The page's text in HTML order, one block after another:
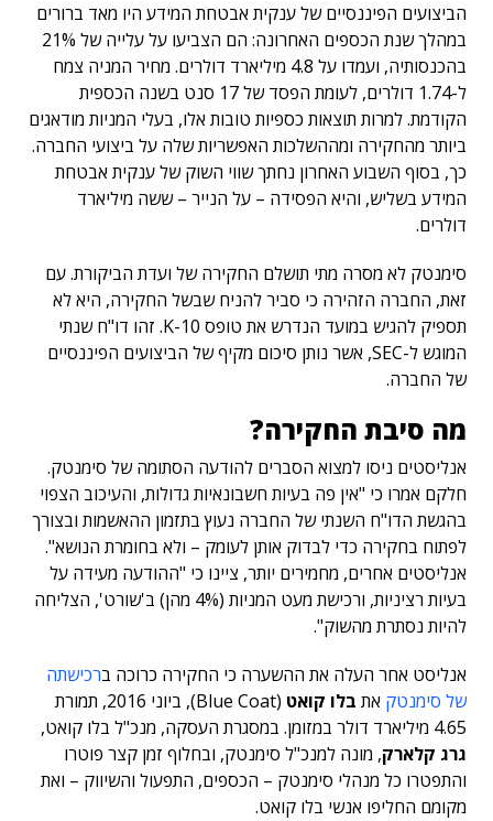
הביצועים הפיננסיים של ענקית אבטחת המידע היו מאד ברורים
במהלך שנת הכספים האחרונה: הם הצביעו על עלייה של 21%
בהכנסותיה, ועמדו על 4.8 מיליארד דולרים. מחיר המניה צמח
ל-1.74 דולרים, לעומת הפסד של 17 סנט בשנה הכספית
הקודמת. למרות תוצאות כספיות טובות אלו, בעלי המניות מודאגים
ביותר מהחקירה ומההשלכות האפשריות שלה על ביצועי החברה.
כך, בסוף השבוע האחרון נחתך שווי השוק של ענקית אבטחת
המידע בשליש, והיא הפסידה – על הנייר – ששה מיליארד
דולרים.
סימנטק לא מסרה מתי תושלם החקירה של ועדת הביקורת. עם
זאת, החברה הזהירה כי סביר להניח שבשל החקירה, היא לא
תספיק להגיש במועד הנדרש את טופס 10-K. זהו דו"ח שנתי
המוגש ל-SEC, אשר נותן סיכום מקיף של הביצועים הפיננסיים
של החברה.
מה סיבת החקירה?
אנליסטים ניסו למצוא הסברים להודעה הסתומה של סימנטק.
חלקם אמרו כי "אין פה בעיות חשבונאיות גדולות, והעיכוב הצפוי
בהגשת הדו"ח השנתי של החברה נעוץ בתזמון ההאשמות ובצורך
לפתוח בחקירה כדי לבדוק אותן לעומק – ולא בחומרת הנושא".
אנליסטים אחרים, מחמירים יותר, ציינו כי "ההודעה מעידה על
בעיות רציניות, ורכישת מעט המניות (4% מהן) ב'שורט', הצליחה
להיות נסתרת מהשוק".
אנליסט אחר העלה את ההשערה כי החקירה כרוכה ברכישתה
של סימנטק את בלו קואט
(Blue Coat), ביוני 2016, תמורת
4.65 מיליארד דולר במזומן. במסגרת העסקה, מנכ"ל בלו קואט,
גרג קלארק, מונה למנכ"ל סימנטק, ובחלוף זמן קצר פוטרו
והתפטרו כל מנהלי סימנטק – הכספים, התפעול והשיווק – ואת
מקומם החליפו אנשי בלו קואט.